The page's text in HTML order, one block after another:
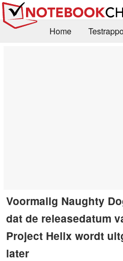
Home
Voormalig Naughty
dat de releasedatum
Project Helix wordt
later